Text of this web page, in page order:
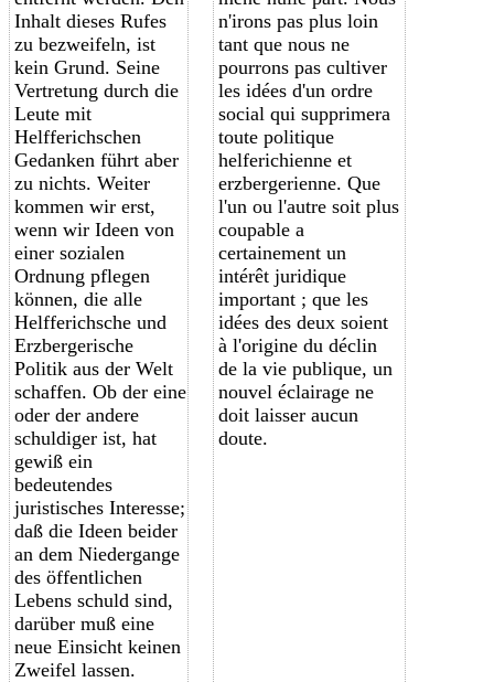
Inhalt dieses Rufes
zu bezweifeln, ist
kein Grund. Seine
Vertretung durch die
Leute mit
Helfferichschen
Gedanken führt aber
zu nichts. Weiter
kommen wir erst,
wenn wir Ideen von
einer sozialen
Ordnung pflegen
können, die alle
Helfferichsche und
Erzbergerische
Politik aus der Welt
schaffen. Ob der eine
oder der andere
schuldiger ist, hat
gewiß ein
bedeutendes
juristisches Interesse;
daß die Ideen beider
an dem Niedergange
des öffentlichen
Lebens schuld sind,
darüber muß eine
neue Einsicht keinen
Zweifel lassen.
n'irons pas plus loin
tant que nous ne
pourrons pas cultiver
les idées d'un ordre
social qui supprimera
toute politique
helferichienne et
erzbergerienne. Que
l'un ou l'autre soit plus
coupable a
certainement un
intérêt juridique
important ; que les
idées des deux soient
à l'origine du déclin
de la vie publique, un
nouvel éclairage ne
doit laisser aucun
doute.